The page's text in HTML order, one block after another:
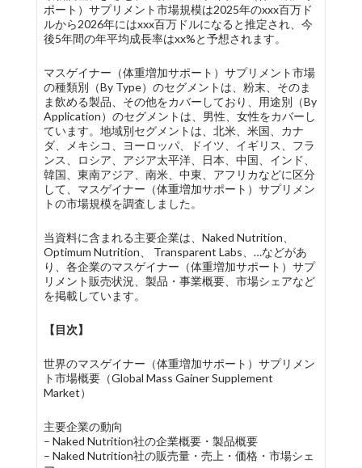
ポート）サプリメント市場規模は2025年のxxx百万ド
ルから2026年にはxxx百万ドルになると推定され、今
後5年間の年平均成長率はxx%と予想されます。
マスゲイナー（体重増加サポート）サプリメント市場
の種類別（By Type）のセグメントは、粉末、そのま
ま飲める製品、その他をカバーしており、用途別（By
Application）のセグメントは、男性、女性をカバーし
ています。地域別セグメントは、北米、米国、カナ
ダ、メキシコ、ヨーロッパ、ドイツ、イギリス、フラ
ンス、ロシア、アジア太平洋、日本、中国、インド、
韓国、東南アジア、南米、中東、アフリカなどに区分
して、マスゲイナー（体重増加サポート）サプリメン
トの市場規模を調査しました。
当資料に含まれる主要企業は、Naked Nutrition、
Optimum Nutrition、 Transparent Labs、…などがあ
り、各企業のマスゲイナー（体重増加サポート）サプ
リメント販売状況、製品・事業概要、市場シェアなど
を掲載しています。
【目次】
世界のマスゲイナー（体重増加サポート）サプリメン
ト市場概要（Global Mass Gainer Supplement
Market）
主要企業の動向
– Naked Nutrition社の企業概要・製品概要
– Naked Nutrition社の販売量・売上・価格・市場シェ